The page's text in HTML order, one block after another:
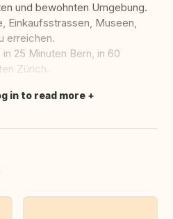
und bewohnten Umgebung.
Einkaufsstrassen, Museen,
erreichen.
25 Minuten Bern, in 60
Zürich.
in to read more